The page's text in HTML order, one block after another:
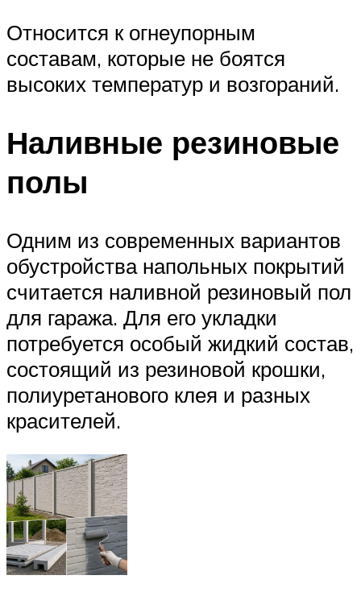
Относится к огнеупорным
составам, которые не боятся
высоких температур и возгораний.
Наливные резиновые
полы
Одним из современных вариантов
обустройства напольных покрытий
считается наливной резиновый пол
для гаража. Для его укладки
потребуется особый жидкий состав,
состоящий из резиновой крошки,
полиуретанового клея и разных
красителей.